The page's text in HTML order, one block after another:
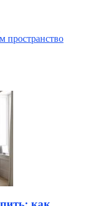
пространство